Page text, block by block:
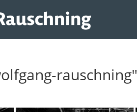
rauschning"